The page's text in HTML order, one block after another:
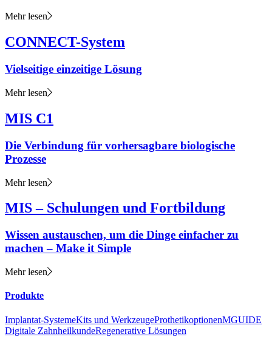
Mehr lesen
CONNECT-System
Vielseitige einzeitige Lösung
Mehr lesen
MIS C1
Die Verbindung für vorhersagbare biologische
Prozesse
Mehr lesen
MIS – Schulungen und Fortbildung
Wissen austauschen, um die Dinge einfacher zu
machen – Make it Simple
Mehr lesen
Produkte
Implantat-SystemeKits und WerkzeugeProthetikoptionenMGUIDE
Digitale ZahnheilkundeRegenerative Lösungen